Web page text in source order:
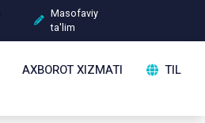
Masofaviy
ta'lim
AXBOROT XIZMATI TIL